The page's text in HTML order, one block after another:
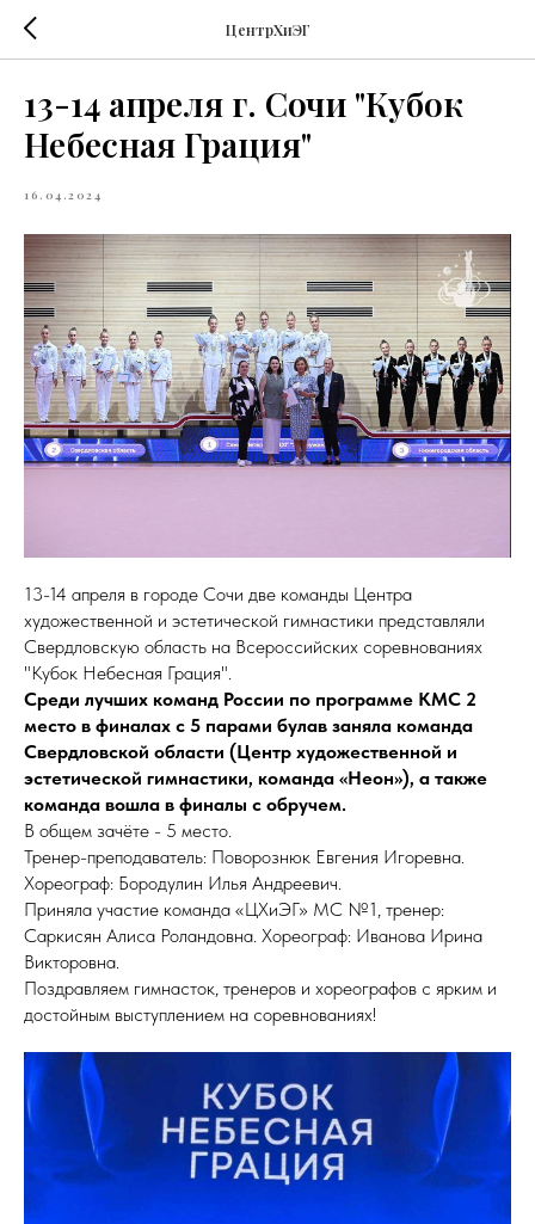
ЦентрХиЭГ
13-14 апреля г. Сочи "Кубок
Небесная Грация"
16.04.2024
13-14 апреля в городе Сочи две команды Центра
художественной и эстетической гимнастики представляли
Свердловскую область на Всероссийских соревнованиях
"Кубок Небесная Грация".
Среди лучших команд России по программе КМС 2
место в финалах с 5 парами булав заняла команда
Свердловской области (Центр художественной и
эстетической гимнастики, команда «Неон»), а также
команда вошла в финалы с обручем.
В общем зачёте - 5 место.
Тренер-преподаватель: Поворознюк Евгения Игоревна.
Хореограф: Бородулин Илья Андреевич.
Приняла участие команда «ЦХиЭГ» МС №1, тренер:
Саркисян Алиса Роландовна. Хореограф: Иванова Ирина
Викторовна.
Поздравляем гимнасток, тренеров и хореографов с ярким и
достойным выступлением на соревнованиях!